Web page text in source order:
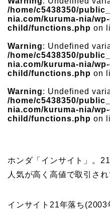
/home/c5438350/
nia.com/kuruma-nia/
child/functions.php on
Warning: Undefined
/home/c5438350/
nia.com/kuruma-nia/
child/functions.php on
Warning: Undefined
/home/c5438350/
nia.com/kuruma-nia/
child/functions.php on
ホンダ「インサイト」。
人気が高く高値で取引され
インサイト21年落ち